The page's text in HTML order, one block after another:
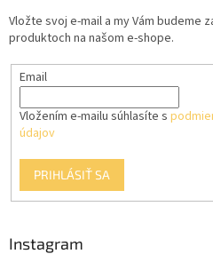
Vložte svoj e-mail a my Vám budeme
produktoch na našom e-shope.
Email
Vložením e-mailu súhlasíte s
údajov
PRIHLÁSIŤ SA
Instagram